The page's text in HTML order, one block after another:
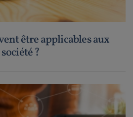
être applicables aux
?